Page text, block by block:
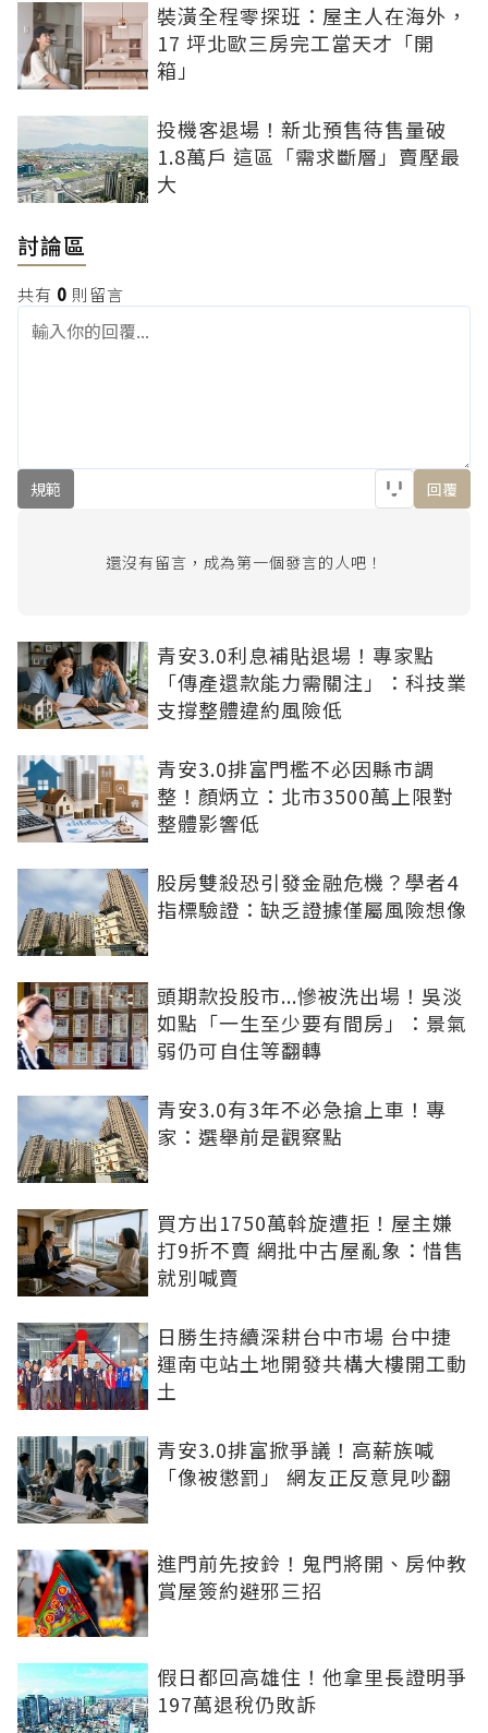
裝潢全程零探班：屋主人在海外，
17 坪北歐三房完工當天才「開
箱」
投機客退場！新北預售待售量破
1.8萬戶 這區「需求斷層」賣壓最
大
討論區
共有 0 則留言
規範 回覆
還沒有留言，成為第一個發言的人吧！
青安3.0利息補貼退場！專家點
「傳產還款能力需關注」：科技業
支撐整體違約風險低
青安3.0排富門檻不必因縣市調
整！顏炳立：北市3500萬上限對
整體影響低
股房雙殺恐引發金融危機？學者4
指標驗證：缺乏證據僅屬風險想像
頭期款投股市...慘被洗出場！吳淡
如點「一生至少要有間房」：景氣
弱仍可自住等翻轉
青安3.0有3年不必急搶上車！專
家：選舉前是觀察點
買方出1750萬斡旋遭拒！屋主嫌
打9折不賣 網批中古屋亂象：惜售
就別喊賣
日勝生持續深耕台中市場 台中捷
運南屯站土地開發共構大樓開工動
土
青安3.0排富掀爭議！高薪族喊
「像被懲罰」 網友正反意見吵翻
進門前先按鈴！鬼門將開、房仲教
賞屋簽約避邪三招
假日都回高雄住！他拿里長證明爭
197萬退稅仍敗訴